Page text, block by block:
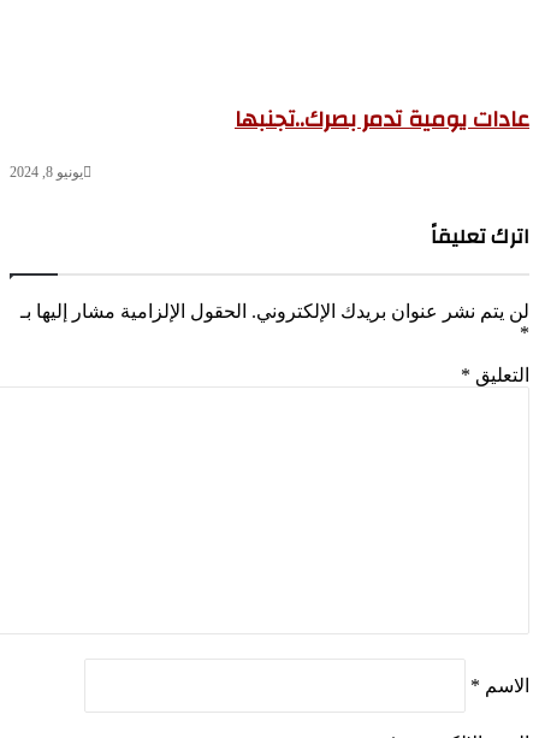
يومية تدمر بصرك..تجنبها
يونيو 8, 2024
تعليقاً
يتم نشر عنوان بريدك الإلكتروني. الحقول الإلزامية مشار إليها بـ
*
*